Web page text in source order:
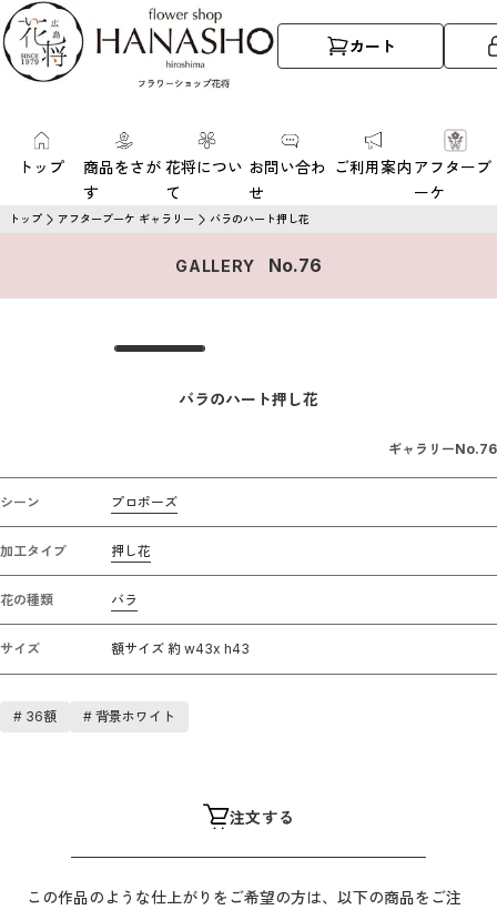
カート
トップ
商品をさが
す
花将につい
て
お問い合わ
せ
ご利用案内 アフターブ
ーケ
トップ アフターブーケ ギャラリー バラのハート押し花
GALLERY No.76
バラのハート押し花
ギャラリーNo.76
シーン プロポーズ
加工タイプ 押し花
花の種類 バラ
サイズ 額サイズ 約 w43x h43
# 36額 # 背景ホワイト
注文する
この作品のような仕上がりをご希望の方は、以下の商品をご注